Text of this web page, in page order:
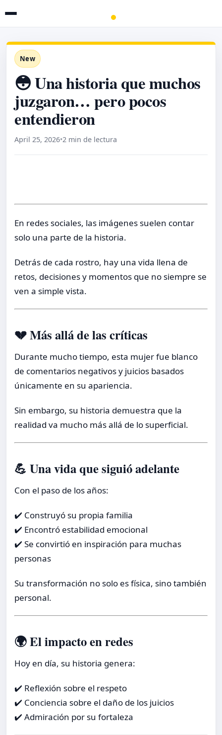
New
😳 Una historia que muchos
juzgaron… pero pocos
entendieron
April 25, 2026•2 min de lectura
En redes sociales, las imágenes suelen contar
solo una parte de la historia.
Detrás de cada rostro, hay una vida llena de
retos, decisiones y momentos que no siempre se
ven a simple vista.
💔 Más allá de las críticas
Durante mucho tiempo, esta mujer fue blanco
de comentarios negativos y juicios basados
únicamente en su apariencia.
Sin embargo, su historia demuestra que la
realidad va mucho más allá de lo superficial.
💪 Una vida que siguió adelante
Con el paso de los años:
✔️ Construyó su propia familia
✔️ Encontró estabilidad emocional
✔️ Se convirtió en inspiración para muchas
personas
Su transformación no solo es física, sino también
personal.
🌍 El impacto en redes
Hoy en día, su historia genera:
✔️ Reflexión sobre el respeto
✔️ Conciencia sobre el daño de los juicios
✔️ Admiración por su fortaleza